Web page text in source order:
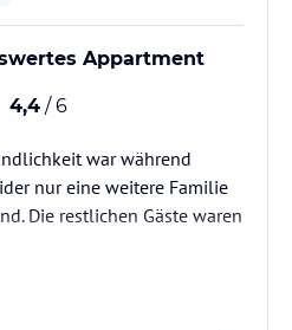
Appartment
4,4 / 6
war während
nur eine weitere Familie
Die restlichen Gäste waren
liegende Treppe wurde